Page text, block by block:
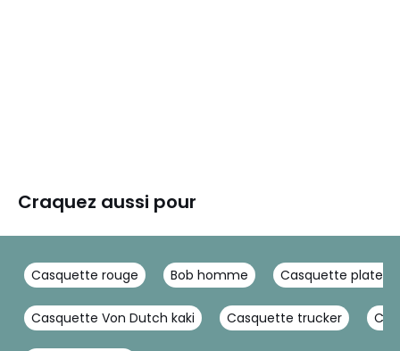
Craquez aussi pour
Casquette rouge Bob homme Casquette plate
Casquette Von Dutch kaki Casquette trucker